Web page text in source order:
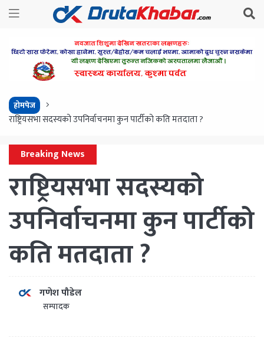
होमपेज
राष्ट्रियसभा सदस्यको उपनिर्वाचनमा कुन पार्टीको कति मतदाता ?
Breaking News
राष्ट्रियसभा सदस्यको
उपनिर्वाचनमा कुन पार्टीको
कति मतदाता ?
गणेश पौडेल
सम्पादक